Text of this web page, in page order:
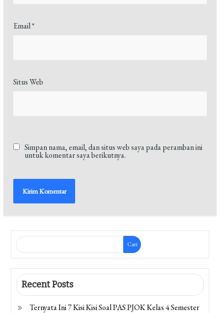
Email*
Situs Web
Simpan nama, email, dan situs web saya pada peramban ini
untuk komentar saya berikutnya.
Cari
Recent Posts
Ternyata Ini 7 Kisi Kisi Soal PAS PJOK Kelas 4 Semester